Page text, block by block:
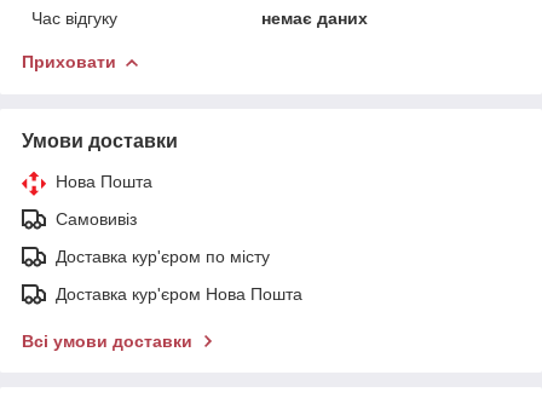
Час відгуку немає даних
Приховати
Умови доставки
Нова Пошта
Самовивіз
Доставка кур'єром по місту
Доставка кур'єром Нова Пошта
Всі умови доставки